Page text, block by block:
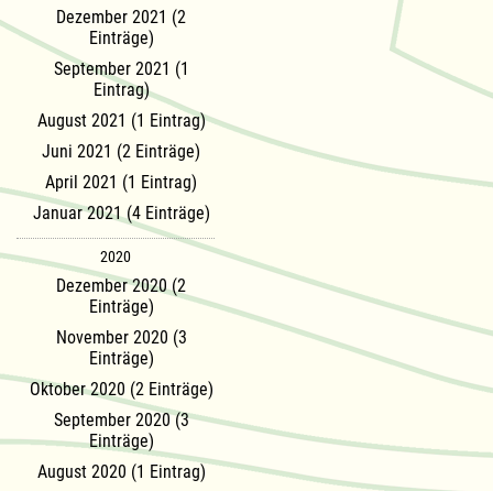
Dezember 2021 (2
Einträge)
September 2021 (1
Eintrag)
August 2021 (1 Eintrag)
Juni 2021 (2 Einträge)
April 2021 (1 Eintrag)
Januar 2021 (4 Einträge)
2020
Dezember 2020 (2
Einträge)
November 2020 (3
Einträge)
Oktober 2020 (2 Einträge)
September 2020 (3
Einträge)
August 2020 (1 Eintrag)